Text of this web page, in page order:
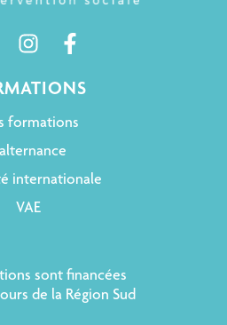
formations
internationale
VAE
sont financées
de la Région Sud